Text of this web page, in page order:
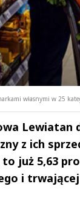
własnymi w 25
Lewiatan
z ich
to już 5,63
i trwającej